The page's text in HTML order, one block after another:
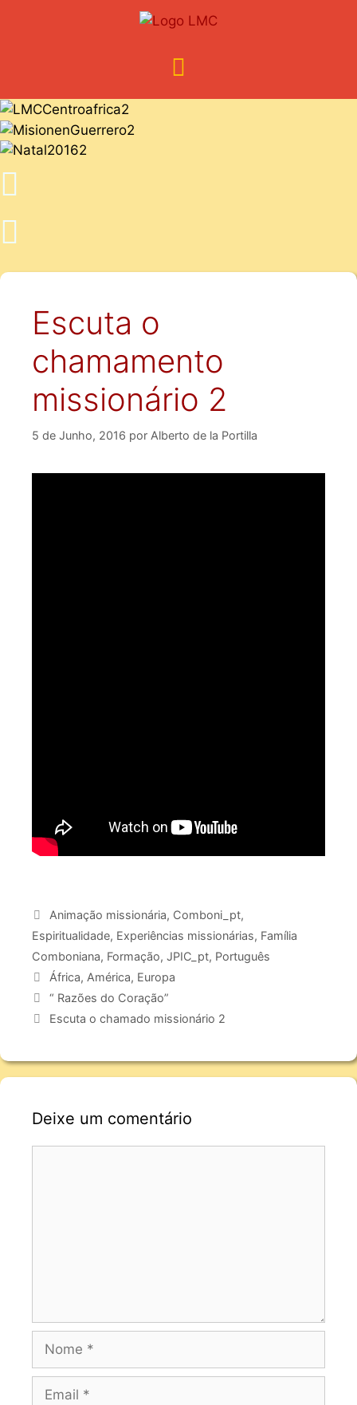
Escuta o
chamamento
missionário 2
5 de Junho, 2016 por Alberto de la Portilla
Animação missionária, Comboni_pt,
Espiritualidade, Experiências missionárias, Família
Comboniana, Formação, JPIC_pt, Português
África, América, Europa
“ Razões do Coração”
Escuta o chamado missionário 2
Deixe um comentário